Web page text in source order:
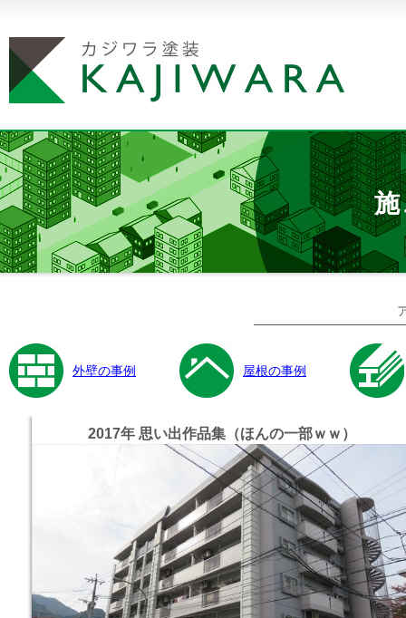
外壁の事例 屋根の事例
2017年 思い出作品集（ほんの一部ｗｗ）